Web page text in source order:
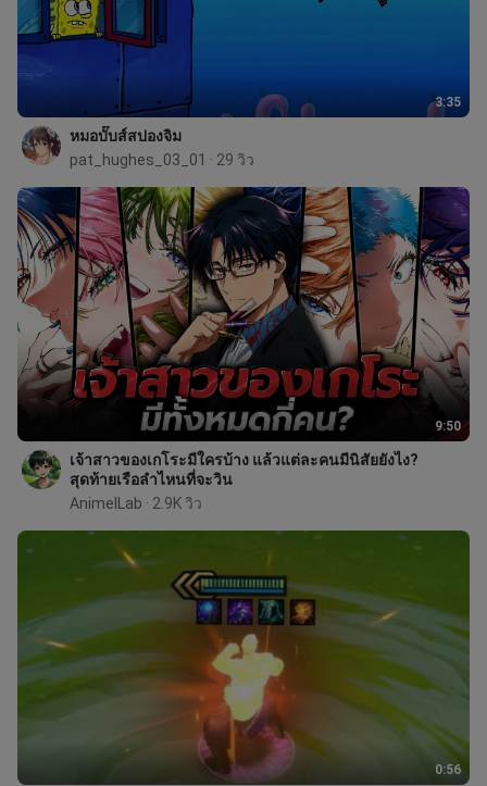
3:35
หมอบั๊บส์สปองจิม
pat_hughes_03_01 · 29 วิว
9:50
เจ้าสาวของเกโระมีใครบ้าง แล้วแต่ละคนมีนิสัยยังไง?
สุดท้ายเรือลำไหนที่จะวิน
AnimeILab · 2.9K วิว
0:56